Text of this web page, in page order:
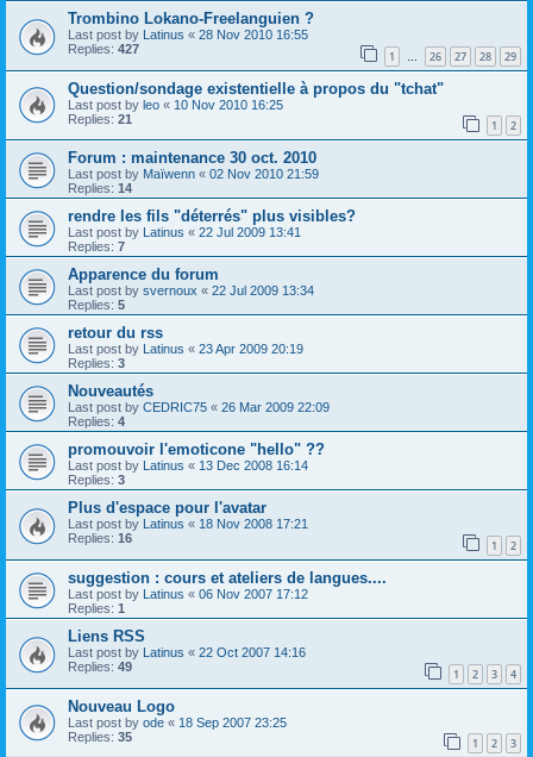
Trombino Lokano-Freelanguien ?
Last post by Latinus « 28 Nov 2010 16:55
Replies: 427 1 … 26 27 28 29
Question/sondage existentielle à propos du "tchat"
Last post by leo « 10 Nov 2010 16:25
Replies: 21 1 2
Forum : maintenance 30 oct. 2010
Last post by Maïwenn « 02 Nov 2010 21:59
Replies: 14
rendre les fils "déterrés" plus visibles?
Last post by Latinus « 22 Jul 2009 13:41
Replies: 7
Apparence du forum
Last post by svernoux « 22 Jul 2009 13:34
Replies: 5
retour du rss
Last post by Latinus « 23 Apr 2009 20:19
Replies: 3
Nouveautés
Last post by CEDRIC75 « 26 Mar 2009 22:09
Replies: 4
promouvoir l'emoticone "hello" ??
Last post by Latinus « 13 Dec 2008 16:14
Replies: 3
Plus d'espace pour l'avatar
Last post by Latinus « 18 Nov 2008 17:21
Replies: 16 1 2
suggestion : cours et ateliers de langues....
Last post by Latinus « 06 Nov 2007 17:12
Replies: 1
Liens RSS
Last post by Latinus « 22 Oct 2007 14:16
Replies: 49 1 2 3 4
Nouveau Logo
Last post by ode « 18 Sep 2007 23:25
Replies: 35 1 2 3